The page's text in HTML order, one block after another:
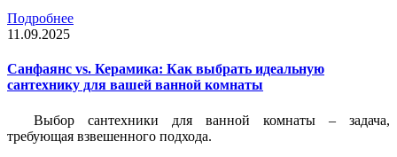
Подробнее
11.09.2025
Санфаянс vs. Керамика: Как выбрать идеальную
сантехнику для вашей ванной комнаты
Выбор сантехники для ванной комнаты – задача,
требующая взвешенного подхода.